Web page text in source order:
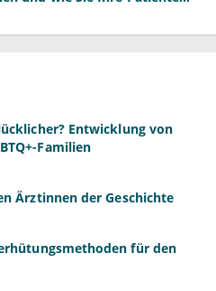
Entwicklung von
Familien
Ärztinnen der Geschichte
für den